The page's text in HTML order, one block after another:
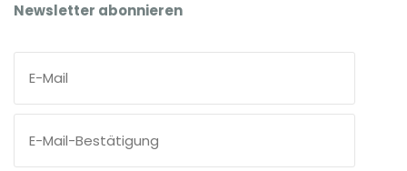
Newsletter abonnieren